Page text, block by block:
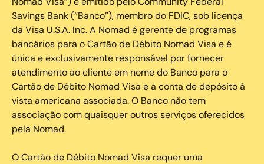
Savings Bank (“Banco”), membro do FDIC, sob licença
da Visa U.S.A. Inc. A Nomad é gerente de programas
bancários para o Cartão de Débito Nomad Visa e é
única e exclusivamente responsável por fornecer
atendimento ao cliente em nome do Banco para o
Cartão de Débito Nomad Visa e a conta de depósito à
vista americana associada. O Banco não tem
associação com quaisquer outros serviços oferecidos
pela Nomad.
O Cartão de Débito Nomad Visa requer uma